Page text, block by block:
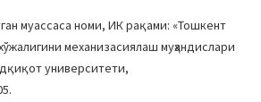
муассаса номи, ИК рақами: «Тошкент
механизасиялаш муҳандислари
университети,